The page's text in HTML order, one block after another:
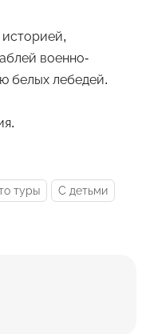
военно-
белых лебедей.
туры С детьми